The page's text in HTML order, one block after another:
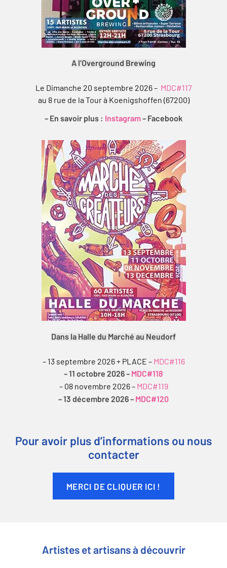
A l’Overground Brewing
Le Dimanche 20 septembre 2026 – MDC#117
au 8 rue de la Tour à Koenigshoffen (67200)
– En savoir plus : Instagram– Facebook
Dans la Halle du Marché au Neudorf
– 13 septembre 2026 + PLACE – MDC#116
– 11 octobre 2026 – MDC#118
– 08 novembre 2026 – MDC#119
– 13 décembre 2026 – MDC#120
Pour avoir plus d’informations ou nous
contacter
MERCI DE CLIQUER ICI !
Artistes et artisans à découvrir